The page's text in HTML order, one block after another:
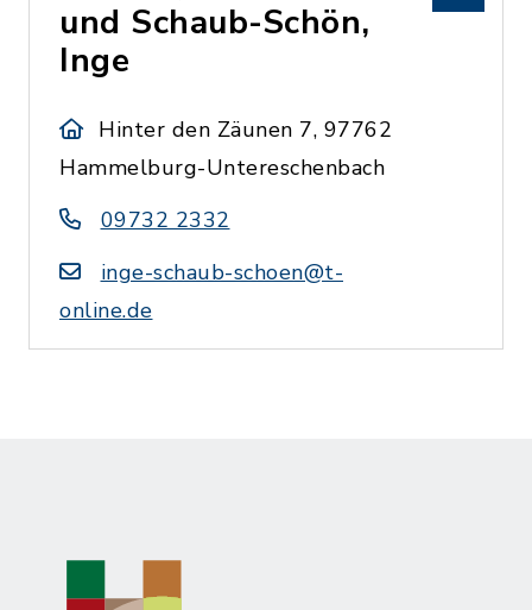
und Schaub-Schön,
Inge
Hinter den Zäunen 7, 97762
Hammelburg-Untereschenbach
09732 2332
inge-schaub-schoen@t-
online.de